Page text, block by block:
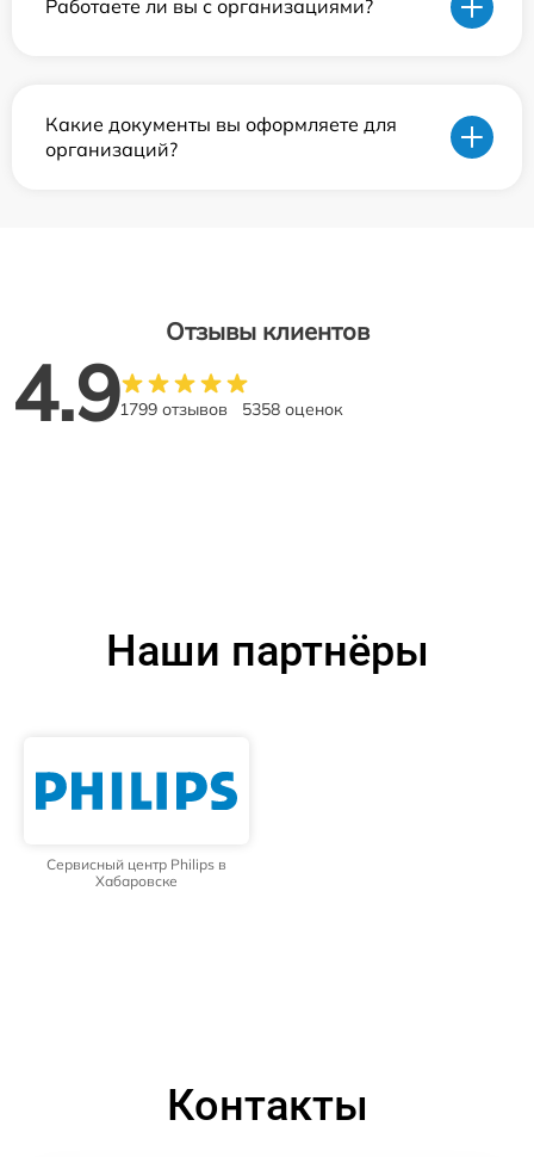
Работаете ли вы с организациями?
Какие документы вы оформляете для
организаций?
Отзывы клиентов
4.91799 отзывов 5358 оценок
Наши партнёры
Сервисный центр Philips в
Хабаровске
Контакты